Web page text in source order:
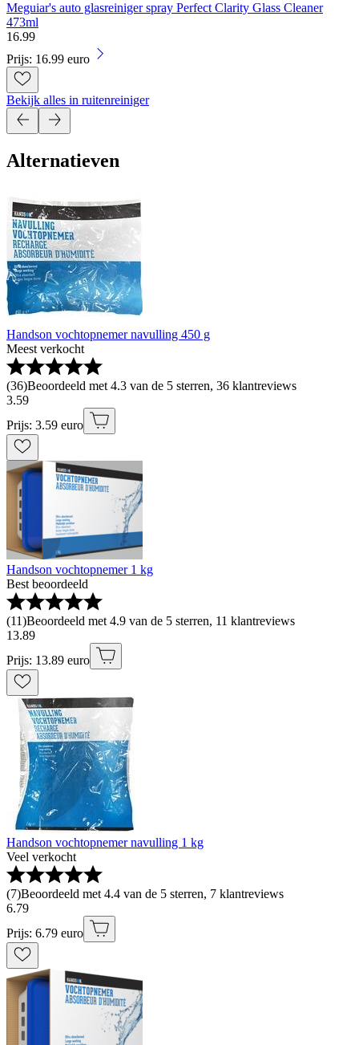
Meguiar's auto glasreiniger spray Perfect Clarity Glass Cleaner
473ml
16.99
Prijs: 16.99 euro
Bekijk alles in ruitenreiniger
Alternatieven
Handson vochtopnemer navulling 450 g
Meest verkocht
(36)Beoordeeld met 4.3 van de 5 sterren, 36 klantreviews
3.59
Prijs: 3.59 euro
Handson vochtopnemer 1 kg
Best beoordeeld
(11)Beoordeeld met 4.9 van de 5 sterren, 11 klantreviews
13.89
Prijs: 13.89 euro
Handson vochtopnemer navulling 1 kg
Veel verkocht
(7)Beoordeeld met 4.4 van de 5 sterren, 7 klantreviews
6.79
Prijs: 6.79 euro